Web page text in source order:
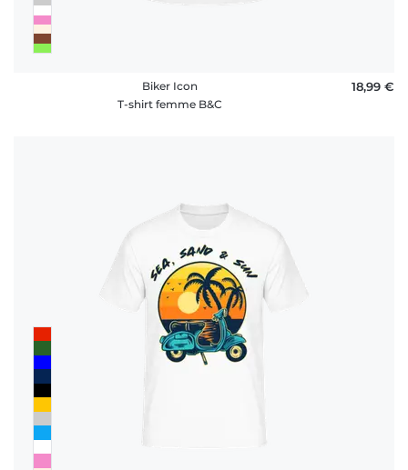
Biker Icon
T-shirt femme B&C
18,99 €